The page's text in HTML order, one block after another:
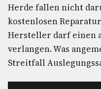
Herde fallen nicht
kostenlosen
Hersteller darf einen
verlangen. Was
Streitfall